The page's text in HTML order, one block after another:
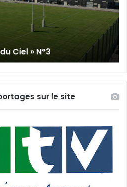
Ciel » N°2
sur le site